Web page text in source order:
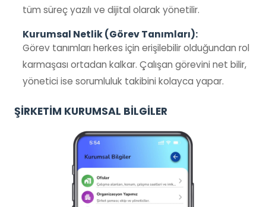
tüm süreç yazılı ve dijital olarak yönetilir.
Kurumsal Netlik (Görev Tanımları):
Görev tanımları herkes için erişilebilir olduğundan rol
karmaşası ortadan kalkar. Çalışan görevini net bilir,
yönetici ise sorumluluk takibini kolayca yapar.
ŞİRKETİM KURUMSAL BİLGİLER